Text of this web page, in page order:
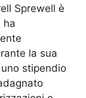
Sprewell è
ha
la sua
stipendio